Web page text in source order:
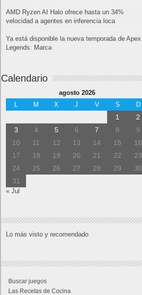
AMD Ryzen AI Halo ofrece hasta un 34%
velocidad a agentes en inferencia loca
Ya está disponible la nueva temporada de Apex
Legends: Marca
Calendario
agosto 2026
M X J V S D
1
2
3
4 5 6 7 8
9
10
11 12 13 14 15
16
17
18 19 20 21 22
23
24
25 26 27 28 29
30
31
« Jul
Lo más visto y recomendado
Buscar juegos
Las Recetas de Cocina